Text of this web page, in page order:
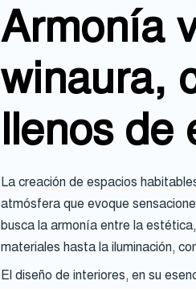
Armonía
winaura,
llenos de
La creación de espacios
atmósfera que evoque
busca la armonía entre la
materiales hasta la iluminación,
El diseño de interiores, en su